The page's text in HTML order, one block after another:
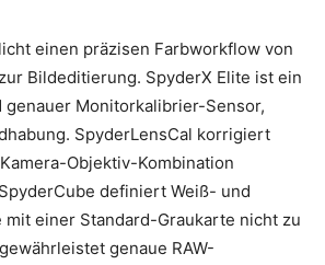
einen präzisen Farbworkflow von
Bildeditierung. SpyderX Elite ist ein
genauer Monitorkalibrier-Sensor,
SpyderLensCal korrigiert
Objektiv-Kombination
definiert Weiß- und
einer Standard-Graukarte nicht zu
genaue RAW-